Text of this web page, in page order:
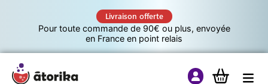
Livraison offerte
Pour toute commande de 90€ ou plus, envoyée
en France en point relais